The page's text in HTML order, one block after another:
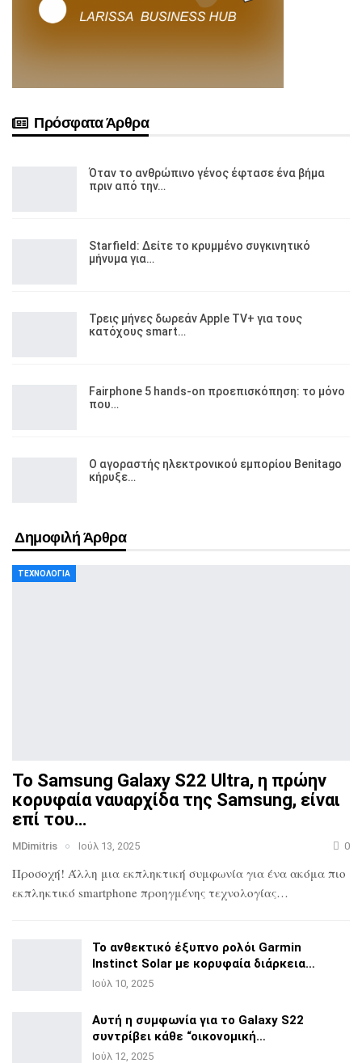
Πρόσφατα Άρθρα
Όταν το ανθρώπινο γένος έφτασε ένα βήμα
πριν από την…
Starfield: Δείτε το κρυμμένο συγκινητικό
μήνυμα για…
Τρεις μήνες δωρεάν Apple TV+ για τους
κατόχους smart…
Fairphone 5 hands-on προεπισκόπηση: το μόνο
που…
Ο αγοραστής ηλεκτρονικού εμπορίου Benitago
κήρυξε…
Δημοφιλή Άρθρα
ΤΕΧΝΟΛΟΓΊΑ
Το Samsung Galaxy S22 Ultra, η πρώην
κορυφαία ναυαρχίδατης Samsung, είναι
επί του…
MDimitris Ιούλ 13, 2025 0
Προσοχή! Άλλη μια εκπληκτική συμφωνία για ένα ακόμα πιο
εκπληκτικό smartphone προηγμένης τεχνολογίας…
Το ανθεκτικό έξυπνο ρολόι Garmin
Instinct Solar με κορυφαία διάρκεια…
Ιούλ 10, 2025
Αυτή η συμφωνία για το Galaxy S22
συντρίβει κάθε “οικονομική…
Ιούλ 12, 2025